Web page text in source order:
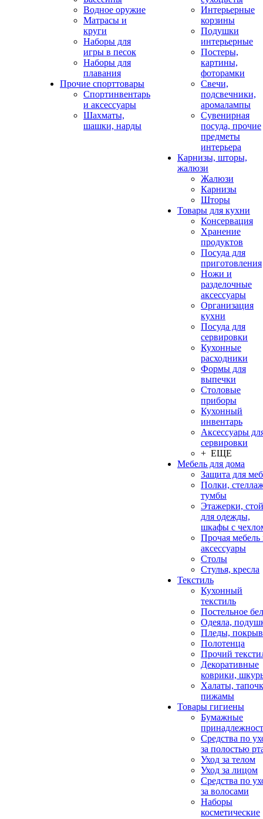
Водное оружие
Матрасы и
круги
Наборы для
игры в песок
Наборы для
плавания
Прочие спорттовары
Спортинвентарь
и аксессуары
Шахматы,
шашки, нарды
Интерьерные
корзины
Подушки
интерьерные
Постеры,
картины,
фоторамки
Свечи,
подсвечники,
аромалампы
Сувенирная
посуда, прочие
предметы
интерьера
Карнизы, шторы,
жалюзи
Жалюзи
Карнизы
Шторы
Товары для кухни
Консервация
Хранение
продуктов
Посуда для
приготовления
Ножи и
разделочные
аксессуары
Организация
кухни
Посуда для
сервировки
Кухонные
расходники
Формы для
выпечки
Столовые
приборы
Кухонный
инвентарь
Аксессуары
сервировки
+ ЕЩЕ
Мебель для дома
Защита для
Полки,
тумбы
Этажерки,
для одежды,
шкафы с
Прочая мебель
аксессуары
Столы
Стулья, кресла
Текстиль
Кухонный
текстиль
Постельное
Одеяла,
Пледы,
Полотенца
Прочий
Декоративные
коврики,
Халаты,
пижамы
Товары гигиены
Бумажные
Средства по
за полостью
Уход за телом
Уход за лицом
Средства по
за волосами
Наборы
косметические